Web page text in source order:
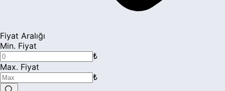
Fiyat Aralığı
Min. Fiyat
₺
Max. Fiyat
₺